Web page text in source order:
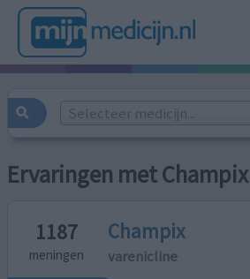
Selecteer medicijn...
Ervaringen met Champix
1187
meningen
Champix
varenicline